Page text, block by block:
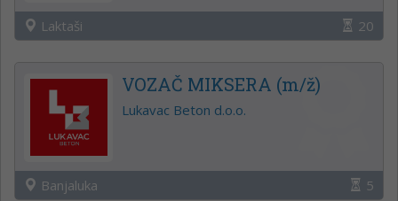
Laktaši 20
VOZAČ MIKSERA (m/ž)
Lukavac Beton d.o.o.
Banjaluka 5